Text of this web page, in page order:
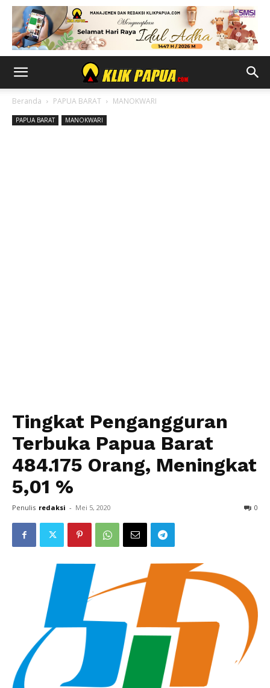
Beranda PAPUA BARAT MANOKWARI
PAPUA BARAT MANOKWARI
Tingkat Pengangguran
Terbuka Papua Barat
484.175 Orang, Meningkat
5,01 %
Penulis redaksi - Mei 5, 2020 0